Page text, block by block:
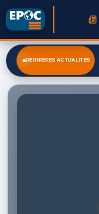
DERNIÈRES ACTUALITÉS